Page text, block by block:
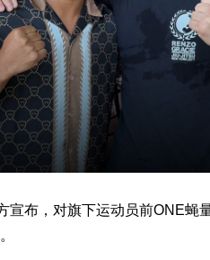
宣布，对旗下运动员前ONE蝇